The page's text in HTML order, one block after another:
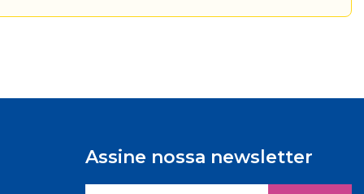
Assine nossa newsletter